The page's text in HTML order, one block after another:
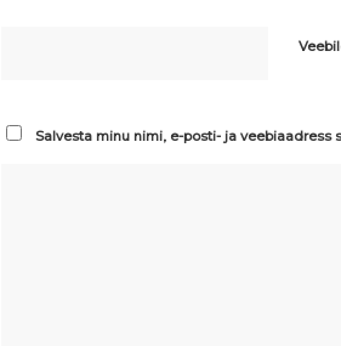
Salvesta minu nimi, e-posti- ja